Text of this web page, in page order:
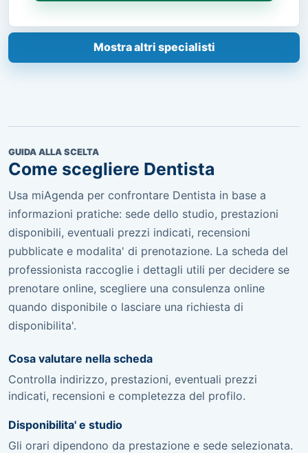
Mostra altri specialisti
GUIDA ALLA SCELTA
Come scegliere Dentista
Usa miAgenda per confrontare Dentista in base a
informazioni pratiche: sede dello studio, prestazioni
disponibili, eventuali prezzi indicati, recensioni
pubblicate e modalita' di prenotazione. La scheda del
professionista raccoglie i dettagli utili per decidere se
prenotare online, scegliere una consulenza online
quando disponibile o lasciare una richiesta di
disponibilita'.
Cosa valutare nella scheda
Controlla indirizzo, prestazioni, eventuali prezzi
indicati, recensioni e completezza del profilo.
Disponibilita' e studio
Gli orari dipendono da prestazione e sede selezionata.